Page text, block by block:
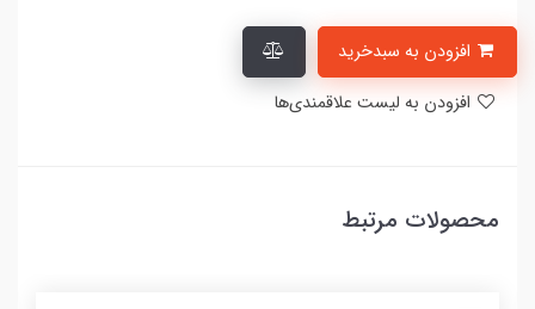
محصولات مرتبط